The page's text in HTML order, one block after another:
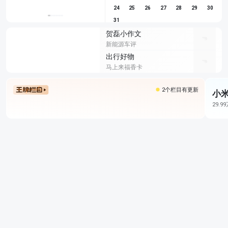
24 25 26 27 28 29 30
31
贺磊小作文
新能源车评
出行好物
马上来福香卡
2个栏目有更新 小
29.99